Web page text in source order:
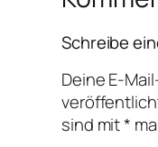
Schreibe
Deine E-
sind mit*